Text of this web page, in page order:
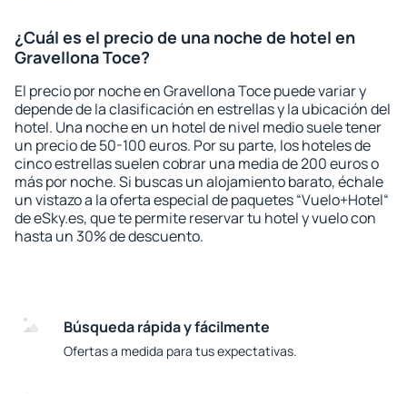
¿Cuál es el precio de una noche de hotel en
Gravellona Toce?
El precio por noche en Gravellona Toce puede variar y
depende de la clasificación en estrellas y la ubicación del
hotel. Una noche en un hotel de nivel medio suele tener
un precio de 50-100 euros. Por su parte, los hoteles de
cinco estrellas suelen cobrar una media de 200 euros o
más por noche. Si buscas un alojamiento barato, échale
un vistazo a la oferta especial de paquetes “Vuelo+Hotel“
de eSky.es, que te permite reservar tu hotel y vuelo con
hasta un 30% de descuento.
Búsqueda rápida y fácilmente
Ofertas a medida para tus expectativas.